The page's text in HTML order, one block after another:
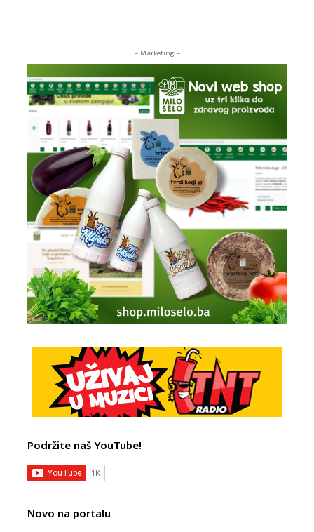
- Marketing -
Podržite naš YouTube!
Novo na portalu